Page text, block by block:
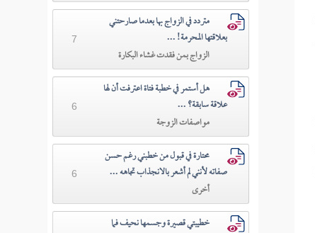
متردد في الزواج بها بعدما صارحتني
بعلاقتها المحرمة! ...
الزواج بمن فقدت غشاء البكارة
7
هل أستمر في خطبة فتاة اعترفت أن لها
علاقة سابقة؟ ...
مواصفات الزوجة
6
محتارة في قبول من خطبني رغم حسن
صفاته لأنني لم أشعر بالانجذاب تجاهه ...
أخرى
6
خطيبتي قصيرة وجسمها نحيف فما